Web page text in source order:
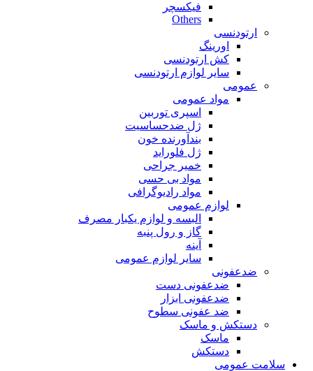
فیکسچر
Others
ارتودنسی
اورینگ
کش ارتودنسی
سایر لوازم ارتودنسی
عمومی
مواد عمومی
اسپری توربین
ژل ضدحساسیت
بندآورنده خون
ژل فلوراید
خمیر جراحی
مواد بی حسی
مواد رادیوگرافی
لوازم عمومی
البسه و لوازم یکبار مصرف
گاز و رول پنبه
آینه
سایر لوازم عمومی
ضدعفونی
ضدعفونی دست
ضدعفونی ابزار
ضد عفونی سطوح
دستکش و ماسک
ماسک
دستکش
سلامت عمومی